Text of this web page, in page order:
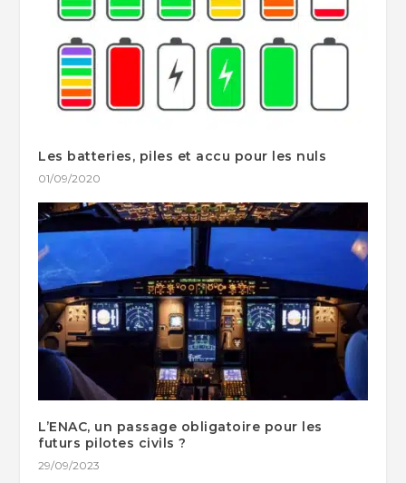
Les batteries, piles et accu pour les nuls
01/09/2020
L’ENAC, un passage obligatoire pour les
futurs pilotes civils ?
29/09/2023